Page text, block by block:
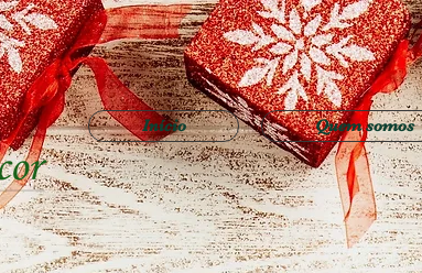
Início Quem somos